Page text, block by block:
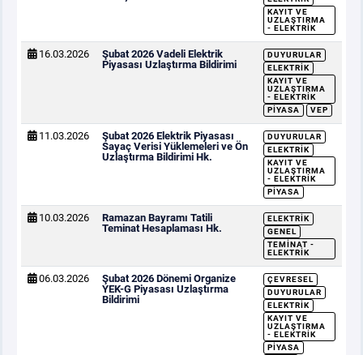
KAYIT VE
UZLAŞTIRMA
- ELEKTRIK
16.03.2026
Şubat 2026 Vadeli Elektrik
Piyasası Uzlaştırma Bildirimi
DUYURULAR
ELEKTRIK
KAYIT VE
UZLAŞTIRMA
- ELEKTRIK
PIYASA
VEP
11.03.2026
Şubat 2026 Elektrik Piyasası
Sayaç Verisi Yüklemeleri ve Ön
Uzlaştırma Bildirimi Hk.
DUYURULAR
ELEKTRIK
KAYIT VE
UZLAŞTIRMA
- ELEKTRIK
PIYASA
10.03.2026
Ramazan Bayramı Tatili
Teminat Hesaplaması Hk.
ELEKTRIK
GENEL
TEMINAT -
ELEKTRIK
06.03.2026
Şubat 2026 Dönemi Organize
YEK-G Piyasası Uzlaştırma
Bildirimi
ÇEVRESEL
DUYURULAR
ELEKTRIK
KAYIT VE
UZLAŞTIRMA
- ELEKTRIK
PIYASA